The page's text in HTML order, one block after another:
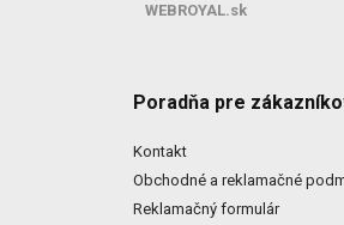
WEBROYAL.sk
Poradňa pre
Kontakt
Obchodné a reklamačné
Reklamačný formulár